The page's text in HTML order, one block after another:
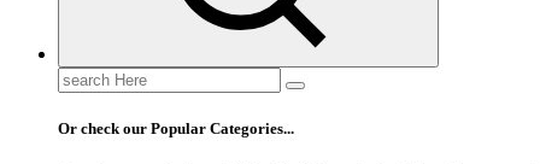
Search
for:
Or check our Popular Categories...